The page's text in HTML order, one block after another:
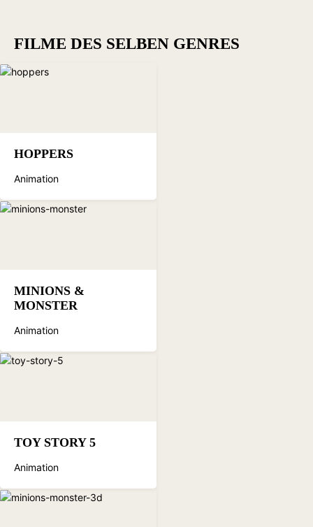
FILME DES SELBEN GENRES
HOPPERS
Animation
MINIONS &
MONSTER
Animation
TOY STORY 5
Animation